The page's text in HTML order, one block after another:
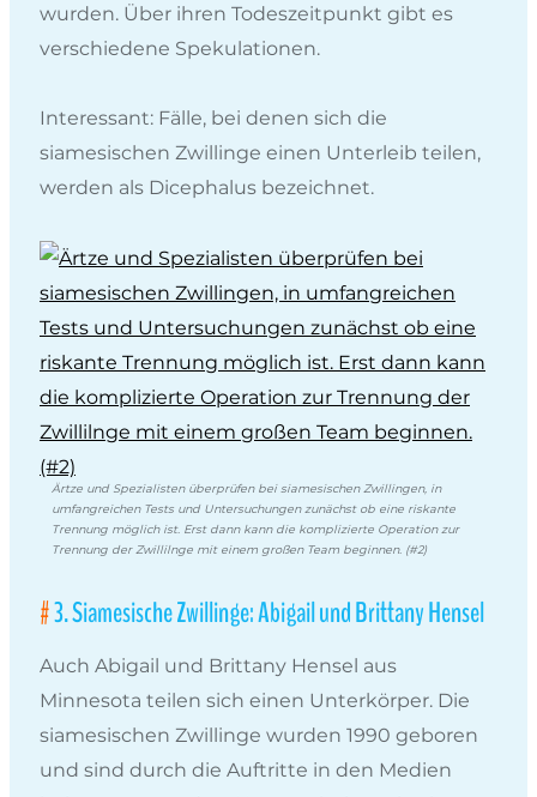
wurden. Über ihren Todeszeitpunkt gibt es
verschiedene Spekulationen.
Interessant: Fälle, bei denen sich die
siamesischen Zwillinge einen Unterleib teilen,
werden als Dicephalus bezeichnet.
Ärtze und Spezialisten überprüfen bei siamesischen Zwillingen, in
umfangreichen Tests und Untersuchungen zunächst ob eine riskante
Trennung möglich ist. Erst dann kann die komplizierte Operation zur
Trennung der Zwillilnge mit einem großen Team beginnen. (#2)
3. Siamesische Zwillinge: Abigail und Brittany Hensel
Auch Abigail und Brittany Hensel aus
Minnesota teilen sich einen Unterkörper. Die
siamesischen Zwillinge wurden 1990 geboren
und sind durch die Auftritte in den Medien